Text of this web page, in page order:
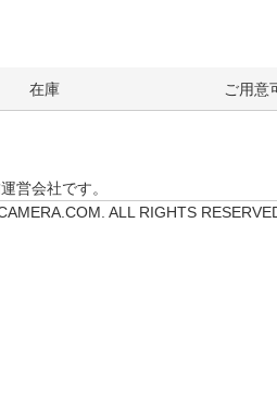
在庫 ご用意
営会社です。
ALL RIGHTS